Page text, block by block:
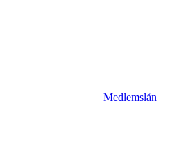
Medlemslån